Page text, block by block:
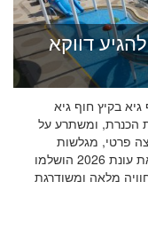
דווקא
בקיץ חוף גיא
הכנרת, ומשתרע על
פרטי, מגלשות
אקסטרים, בריכת גלים ומתקנים לילדים. לקראת עונת 2026 הושלמו
מלאה ומשודרגת